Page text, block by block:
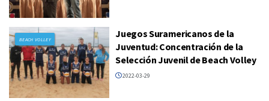
BEACH VOLLEY
Juegos Suramericanos de la
Juventud: Concentración de la
Selección Juvenil de Beach Volley
2022-03-29